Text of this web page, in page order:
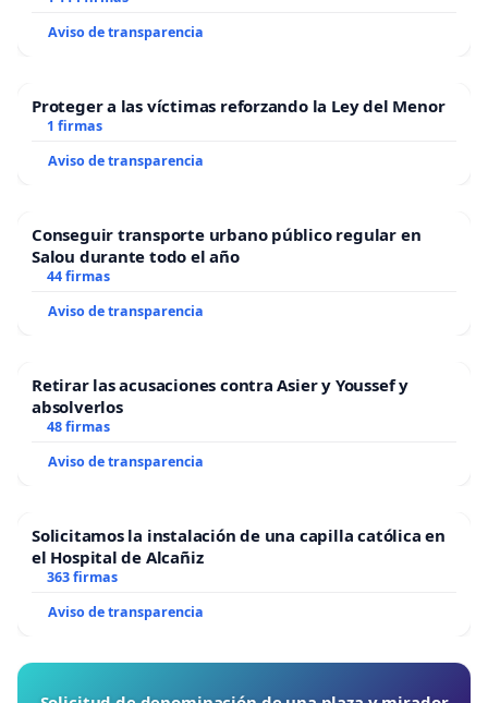
Aviso de transparencia
Proteger a las víctimas reforzando la Ley del Menor
1 firmas
Aviso de transparencia
Conseguir transporte urbano público regular en
Salou durante todo el año
44 firmas
Aviso de transparencia
Retirar las acusaciones contra Asier y Youssef y
absolverlos
48 firmas
Aviso de transparencia
Solicitamos la instalación de una capilla católica en
el Hospital de Alcañiz
363 firmas
Aviso de transparencia